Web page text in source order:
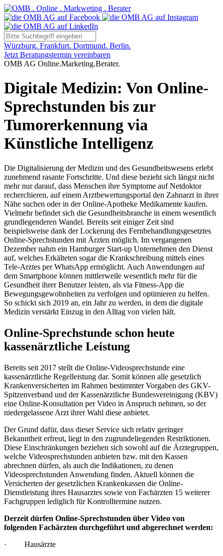
Würzburg. Frankfurt. Dortmund. Berlin.
Jetzt Beratungstermin vereinbaren
OMB AG Online.Marketing.Berater.
Digitale Medizin: Von Online-
Sprechstunden bis zur
Tumorerkennung via
Künstliche Intelligenz
Die Digitalisierung der Medizin und des Gesundheitswesens erlebt
zunehmend rasante Fortschritte. Und diese bezieht sich längst nicht
mehr nur darauf, dass Menschen ihre Symptome auf Netdoktor
recherchieren, auf einem Arztbewertungsportal den Zahnarzt in ihrer
Nähe suchen oder in der Online-Apotheke Medikamente kaufen.
Vielmehr befindet sich die Gesundheitsbranche in einem wesentlich
grundlegenderen Wandel. Bereits seit einiger Zeit sind
beispielsweise dank der Lockerung des Fernbehandlungsgesetztes
Online-Sprechstunden mit Ärzten möglich. Im vergangenen
Dezember nahm ein Hamburger Start-up Unternehmen den Dienst
auf, welches Erkälteten sogar die Krankschreibung mittels eines
Tele-Arztes per WhatsApp ermöglicht. Auch Anwendungen auf
dem Smartphone können mittlerweile wesentlich mehr für die
Gesundheit ihrer Benutzer leisten, als via Fitness-App die
Bewegungsgewohnheiten zu verfolgen und optimieren zu helfen.
So schickt sich 2019 an, ein Jahr zu werden, in dem die digitale
Medizin verstärkt Einzug in den Alltag von vielen hält.
Online-Sprechstunde schon heute
kassenärztliche Leistung
Bereits seit 2017 stellt die Online-Videosprechstunde eine
kassenärztliche Regelleistung dar. Somit können alle gesetzlich
Krankenversicherten im Rahmen bestimmter Vorgaben des GKV-
Spitzenverband und der Kassenärztliche Bundesvereinigung (KBV)
eine Online-Konsultation per Video in Anspruch nehmen, so der
niedergelassene Arzt ihrer Wahl diese anbietet.
Der Grund dafür, dass dieser Service sich relativ geringer
Bekanntheit erfreut, liegt in den zugrundeliegenden Restriktionen.
Diese Einschränkungen beziehen sich sowohl auf die Ärztegruppen,
welche Videosprechstunden anbieten bzw. mit den Kassen
abrechnen dürfen, als auch die Indikationen, zu denen
Videosprechstunden Anwendung finden. Aktuell können die
Versicherten der gesetzlichen Krankenkassen die Online-
Dienstleistung ihres Hausarztes sowie von Fachärzten 15 weiterer
Fachgruppen lediglich für Kontrolltermine nutzen.
Derzeit dürfen Online-Sprechstunden über Video von
folgenden Fachärzten durchgeführt und abgerechnet werden:
· Hausärzte